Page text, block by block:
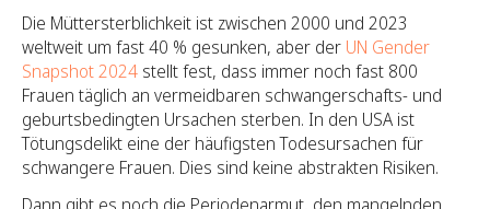
Die Müttersterblichkeit ist zwischen 2000 und 2023
weltweit um fast 40 % gesunken, aber der UN Gender
Snapshot 2024 stellt fest, dass immer noch fast 800
Frauen täglich an vermeidbaren schwangerschafts- und
geburtsbedingten Ursachen sterben. In den USA ist
Tötungsdelikt eine der häufigsten Todesursachen für
schwangere Frauen. Dies sind keine abstrakten Risiken.